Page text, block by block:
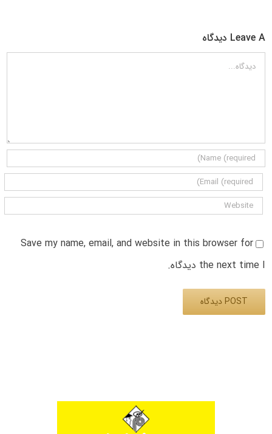
Leave A دیدگاه
دیدگاه
Save my name, email, and website in this browser for
the next time I دیدگاه.